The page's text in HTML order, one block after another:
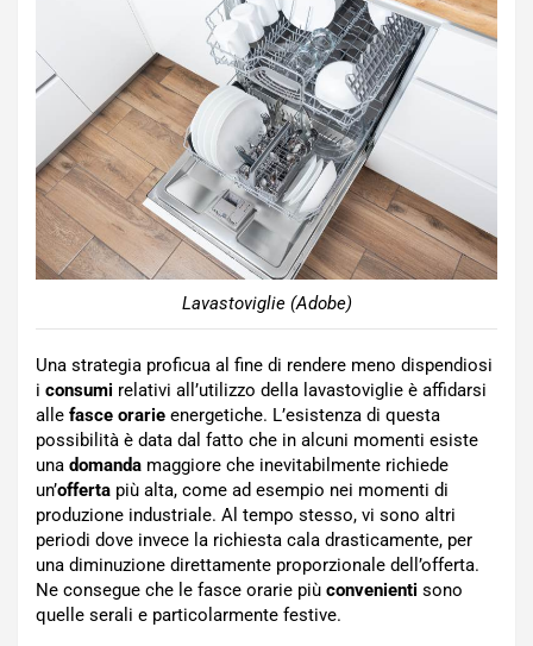
Lavastoviglie (Adobe)
Una strategia proficua al fine di rendere meno dispendiosi
i consumi relativi all’utilizzo della lavastoviglie è affidarsi
alle fasce orarie energetiche. L’esistenza di questa
possibilità è data dal fatto che in alcuni momenti esiste
una domanda maggiore che inevitabilmente richiede
un’offerta più alta, come ad esempio nei momenti di
produzione industriale. Al tempo stesso, vi sono altri
periodi dove invece la richiesta cala drasticamente, per
una diminuzione direttamente proporzionale dell’offerta.
Ne consegue che le fasce orarie più convenienti sono
quelle serali e particolarmente festive.